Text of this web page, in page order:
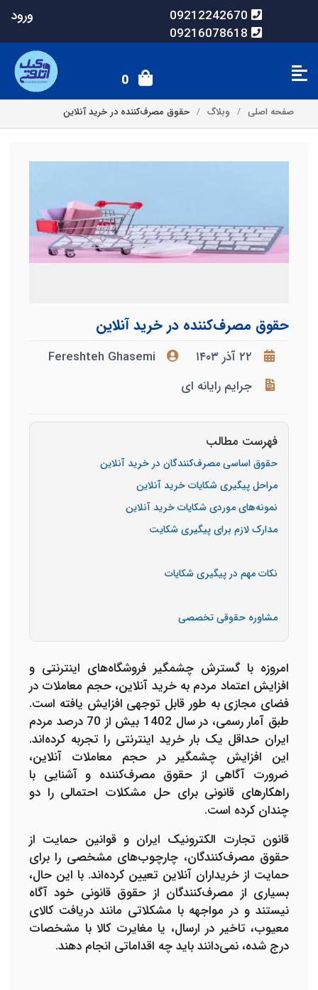
09212242670
09216078618
ورود
0
صفحه اصلی وبلاگ حقوق مصرف‌کننده در خرید آنلاین
حقوق مصرف‌کننده در خرید آنلاین
۲۲ آذر ۱۴۰۳
Fereshteh Ghasemi
جرایم رایانه ای
فهرست مطالب
حقوق اساسی مصرف‌کنندگان در خرید آنلاین
مراحل پیگیری شکایات خرید آنلاین
نمونه‌های موردی شکایات خرید آنلاین
مدارک لازم برای پیگیری شکایت
نکات مهم در پیگیری شکایات
مشاوره حقوقی تخصصی
امروزه با گسترش چشمگیر فروشگاه‌های اینترنتی و
افزایش اعتماد مردم به خرید آنلاین، حجم معاملات در
فضای مجازی به طور قابل توجهی افزایش یافته است.
طبق آمار رسمی، در سال 1402 بیش از 70 درصد مردم
ایران حداقل یک بار خرید اینترنتی را تجربه کرده‌اند.
این افزایش چشمگیر در حجم معاملات آنلاین،
ضرورت آگاهی از حقوق مصرف‌کننده و آشنایی با
راهکارهای قانونی برای حل مشکلات احتمالی را دو
چندان کرده است.
قانون تجارت الکترونیک ایران و قوانین حمایت از
حقوق مصرف‌کنندگان، چارچوب‌های مشخصی را برای
حمایت از خریداران آنلاین تعیین کرده‌اند. با این حال،
بسیاری از مصرف‌کنندگان از حقوق قانونی خود آگاه
نیستند و در مواجهه با مشکلاتی مانند دریافت کالای
معیوب، تاخیر در ارسال، یا مغایرت کالا با مشخصات
درج شده، نمی‌دانند باید چه اقداماتی انجام دهند.